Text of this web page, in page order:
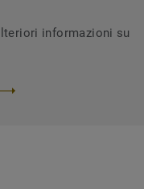
informazioni su